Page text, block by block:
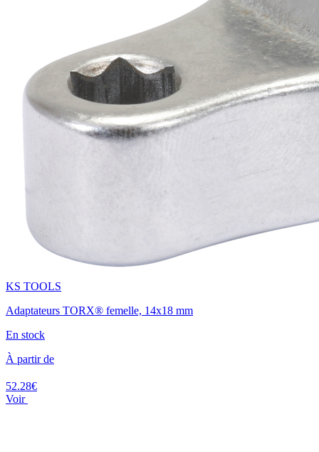
KS TOOLS
Adaptateurs TORX® femelle, 14x18 mm
En stock
À partir de
52.28€
Voir